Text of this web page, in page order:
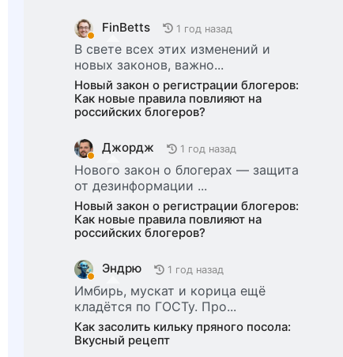
FinBetts 1 год назад
В свете всех этих изменений и
новых законов, важно...
Новый закон о регистрации блогеров:
Как новые правила повлияют на
российских блогеров?
Джордж 1 год назад
Нового закон о блогерах — защита
от дезинформации ...
Новый закон о регистрации блогеров:
Как новые правила повлияют на
российских блогеров?
Эндрю 1 год назад
Имбирь, мускат и корица ещё
кладётся по ГОСТу. Про...
Как засолить кильку пряного посола:
Вкусный рецепт